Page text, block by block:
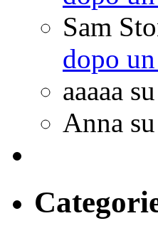
Sam
dopo
aaaaa su
Anna su